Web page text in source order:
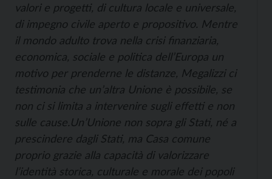
valori e progetti, di cultura locale e universale,
di impegno civile aperto e propositivo. Mentre
il mondo adulto trova nella crisi finanziaria,
economica, sociale e politica dell’Europa un
motivo per prenderne le distanze, Megalizzi ci
testimonia che un’altra Unione è possibile, se
non ci si limita a intervenire sugli effetti e non
sulle cause.Un’Unione non sopra gli Stati, né a
prescindere dagli Stati, ma Casa comune
proprio grazie alla capacità di valorizzare
l’identità storica, culturale e morale dei popoli